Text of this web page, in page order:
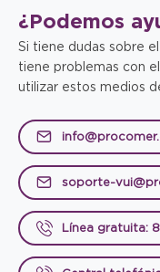
¿Podemos
Si tiene dudas sobre
tiene problemas con
utilizar estos medios
soporte-
Línea gratuita: